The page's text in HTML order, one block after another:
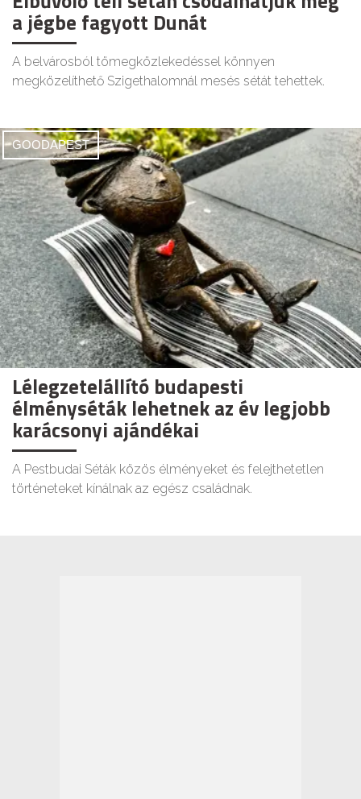
a jégbe fagyott Dunát
A belvárosból tömegközlekedéssel könnyen
megközelíthető Szigethalomnál mesés sétát tehettek.
GOODAPEST
Lélegzetelállító budapesti
élményséták lehetnek az év legjobb
karácsonyi ajándékai
A Pestbudai Séták közös élményeket és felejthetetlen
történeteket kínálnak az egész családnak.